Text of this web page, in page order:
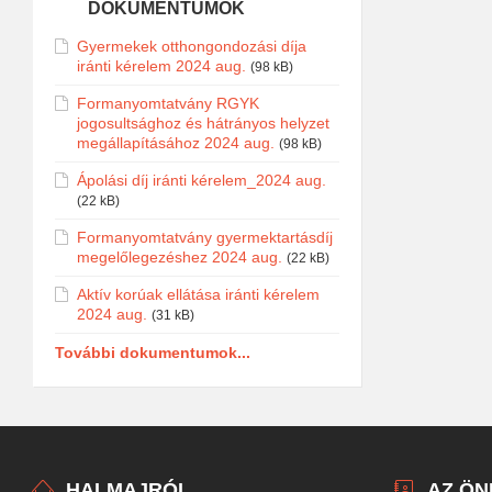
DOKUMENTUMOK
Gyermekek otthongondozási díja
iránti kérelem 2024 aug. (98 kB)
Formanyomtatvány RGYK
jogosultsághoz és hátrányos helyzet
megállapításához 2024 aug. (98 kB)
Ápolási díj iránti kérelem_2024 aug.
(22 kB)
Formanyomtatvány gyermektartásdíj
megelőlegezéshez 2024 aug. (22 kB)
Aktív korúak ellátása iránti kérelem
2024 aug. (31 kB)
További dokumentumok...